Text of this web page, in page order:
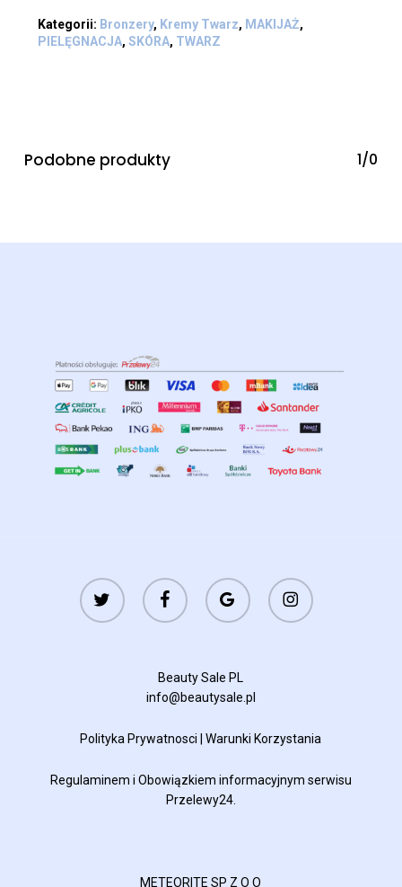
Kategorii: Bronzery, Kremy Twarz, MAKIJAŻ,
PIELĘGNACJA, SKÓRA, TWARZ
Podobne produkty 1/0
twitter facebook
google-
plus
instagram
Beauty Sale PL
info@beautysale.pl
Polityka Prywatnosci |Warunki Korzystania
Regulaminem i Obowiązkiem informacyjnym serwisu
Przelewy24.
METEORITE SP Z O O